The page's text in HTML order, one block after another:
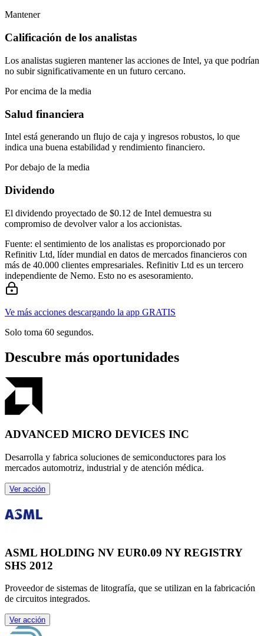
Mantener
Calificación de los analistas
Los analistas sugieren mantener las acciones de Intel, ya que podrían
no subir significativamente en un futuro cercano.
Por encima de la media
Salud financiera
Intel está generando un flujo de caja y ingresos robustos, lo que
indica una buena estabilidad y rendimiento financiero.
Por debajo de la media
Dividendo
El dividendo proyectado de $0.12 de Intel demuestra su
compromiso de devolver valor a los accionistas.
Fuente: el sentimiento de los analistas es proporcionado por
Refinitiv Ltd, líder mundial en datos de mercados financieros con
más de 40.000 clientes empresariales. Refinitiv Ltd es un tercero
independiente de Nemo. Esto no es asesoramiento.
Ve más acciones descargando la app GRATIS
Solo toma 60 segundos.
Descubre más oportunidades
ADVANCED MICRO DEVICES INC
Desarrolla y fabrica soluciones de semiconductores para los
mercados automotriz, industrial y de atención médica.
Ver acción
ASML HOLDING NV EUR0.09 NY REGISTRY
SHS 2012
Proveedor de sistemas de litografía, que se utilizan en la fabricación
de circuitos integrados.
Ver acción